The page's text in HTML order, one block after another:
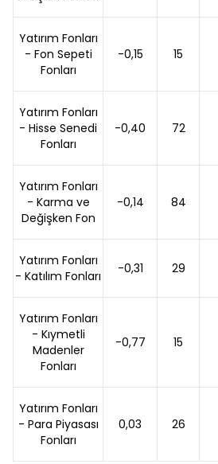
Yatırım Fonları
- Fon Sepeti
Fonları
-0,15 15
Yatırım Fonları
- Hisse Senedi
Fonları
-0,40 72
Yatırım Fonları
- Karma ve
Değişken Fon
-0,14 84
Yatırım Fonları
- Katılım Fonları
-0,31 29
Yatırım Fonları
- Kıymetli
Madenler
Fonları
-0,77 15
Yatırım Fonları
- Para Piyasası
Fonları
0,03 26